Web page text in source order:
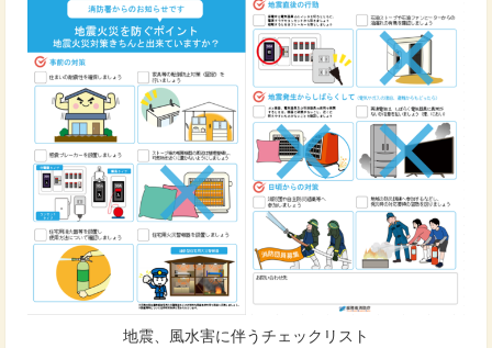
地震、風水害に伴うチェックリスト